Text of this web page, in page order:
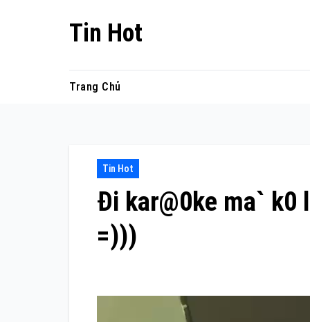
Tin Hot
Trang Chủ
Tin Hot
Đi kar@0ke ma`
=)))